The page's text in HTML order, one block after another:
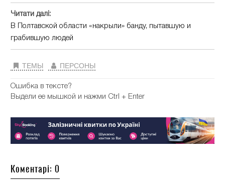
Читати далі:
В Полтавской области «накрыли» банду, пытавшую и
грабившую людей
ТЕМЫ ПЕРСОНЫ
Ошибка в тексте?
Выдели ее мышкой и нажми Ctrl + Enter
Коментарі: 0